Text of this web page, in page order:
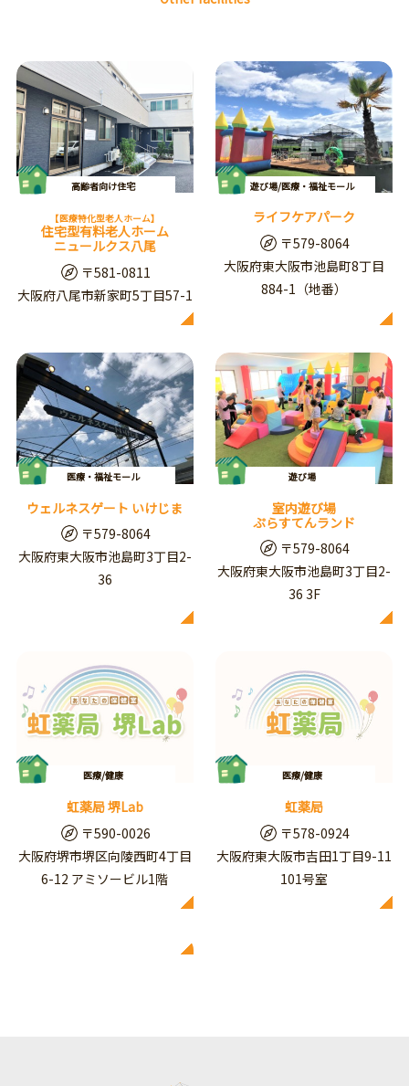
高齢者向け住宅
【医療特化型老人ホーム】
住宅型有料老人ホーム
ニュールクス八尾
〒581-0811
大阪府八尾市新家町5丁目57-1
遊び場/医療・福祉モール
ライフケアパーク
〒579-8064
大阪府東大阪市池島町8丁目
884-1（地番）
医療・福祉モール
ウェルネスゲート いけじま
〒579-8064
大阪府東大阪市池島町3丁目2-
36
遊び場
室内遊び場
ぷらすてんランド
〒579-8064
大阪府東大阪市池島町3丁目2-
36 3F
医療/健康
虹薬局 堺Lab
〒590-0026
大阪府堺市堺区向陵西町4丁目
6-12 アミソービル1階
医療/健康
虹薬局
〒578-0924
大阪府東大阪市吉田1丁目9-11
101号室